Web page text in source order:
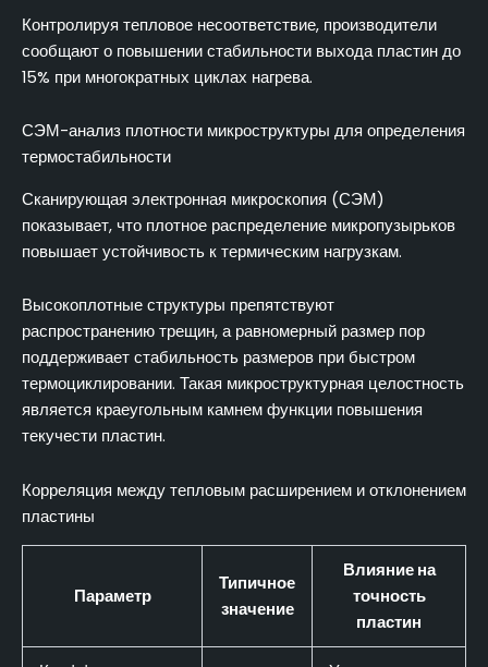
Контролируя тепловое несоответствие, производители
сообщают о повышении стабильности выхода пластин до
15% при многократных циклах нагрева.
СЭМ-анализ плотности микроструктуры для определения
термостабильности
Сканирующая электронная микроскопия (СЭМ)
показывает, что плотное распределение микропузырьков
повышает устойчивость к термическим нагрузкам.
Высокоплотные структуры препятствуют
распространению трещин, а равномерный размер пор
поддерживает стабильность размеров при быстром
термоциклировании. Такая микроструктурная целостность
является краеугольным камнем функции повышения
текучести пластин.
Корреляция между тепловым расширением и отклонением
пластины
Параметр
Типичное
значение
Влияние на
точность
пластин